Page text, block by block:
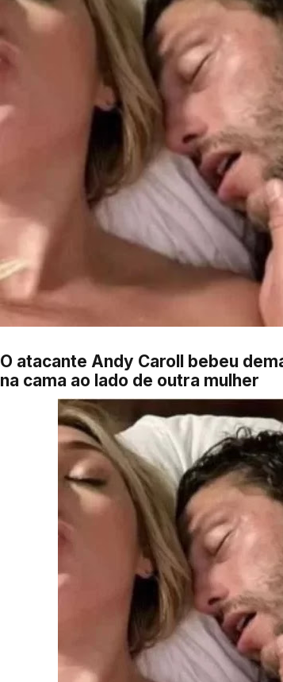
O atacante Andy Caroll bebeu
na cama ao lado de outra mulher